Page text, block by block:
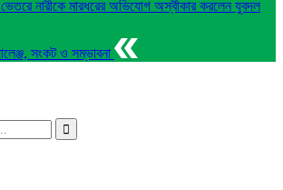
নারীকে মারধরের অভিযোগ অস্বীকার করলেন যুবদল
সংকট ও সম্ভাবনা